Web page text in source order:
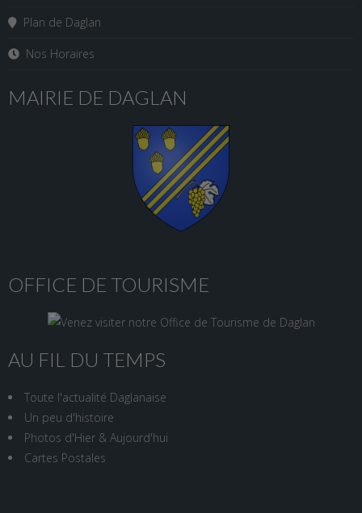
Plan de Daglan
Nos Horaires
MAIRIE DE DAGLAN
OFFICE DE TOURISME
AU FIL DU TEMPS
Toute l'actualité Daglanaise
Un peu d'histoire
Photos d'Hier & Aujourd'hui
Cartes Postales